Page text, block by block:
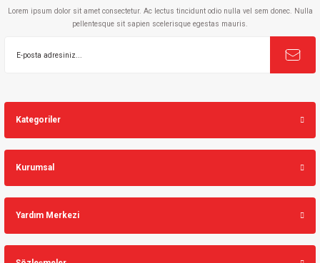
Lorem ipsum dolor sit amet consectetur. Ac lectus tincidunt odio nulla vel sem donec. Nulla
pellentesque sit sapien scelerisque egestas mauris.
Kategoriler
Kurumsal
Yardım Merkezi